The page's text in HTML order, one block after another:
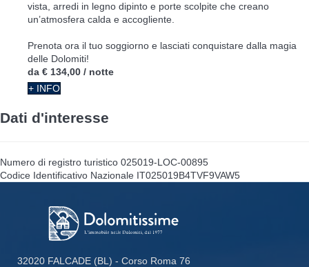
vista, arredi in legno dipinto e porte scolpite che creano
un’atmosfera calda e accogliente.
Prenota ora il tuo soggiorno e lasciati conquistare dalla magia
delle Dolomiti!
da € 134,00 / notte
+ INFO
Dati d'interesse
Numero di registro turistico 025019-LOC-00895
Codice Identificativo Nazionale IT025019B4TVF9VAW5
32020 FALCADE (BL) - Corso Roma 76